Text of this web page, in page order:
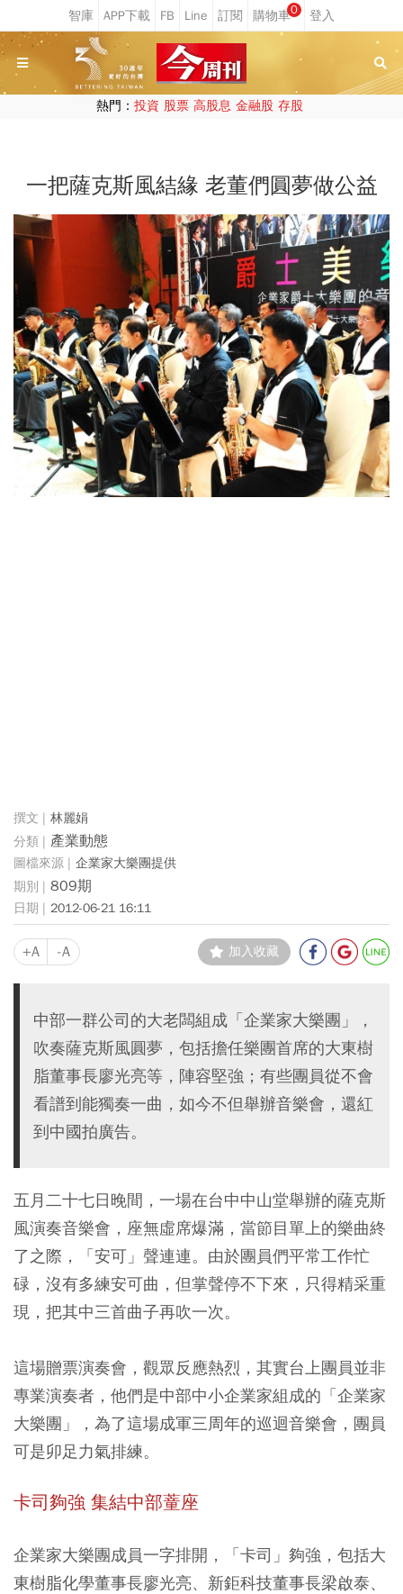
0
熱門： 投資 股票 高股息 金融股 存股
一把薩克斯風結緣 老董們圓夢做公益
林麗娟
產業動態
企業家大樂團提供
809期
2012-06-21 16:11
+A -A 加入收藏
中部一群公司的大老闆組成「企業家大樂團」，
吹奏薩克斯風圓夢，包括擔任樂團首席的大東樹
脂董事長廖光亮等，陣容堅強；有些團員從不會
看譜到能獨奏一曲，如今不但舉辦音樂會，還紅
到中國拍廣告。
五月二十七日晚間，一場在台中中山堂舉辦的薩克斯
風演奏音樂會，座無虛席爆滿，當節目單上的樂曲終
了之際，「安可」聲連連。由於團員們平常工作忙
碌，沒有多練安可曲，但掌聲停不下來，只得精采重
現，把其中三首曲子再吹一次。
這場贈票演奏會，觀眾反應熱烈，其實台上團員並非
專業演奏者，他們是中部中小企業家組成的「企業家
大樂團」，為了這場成軍三周年的巡迴音樂會，團員
可是卯足力氣排練。
卡司夠強 集結中部蕫座
企業家大樂團成員一字排開，「卡司」夠強，包括大
東樹脂化學董事長廖光亮、新鉅科技董事長梁啟泰、